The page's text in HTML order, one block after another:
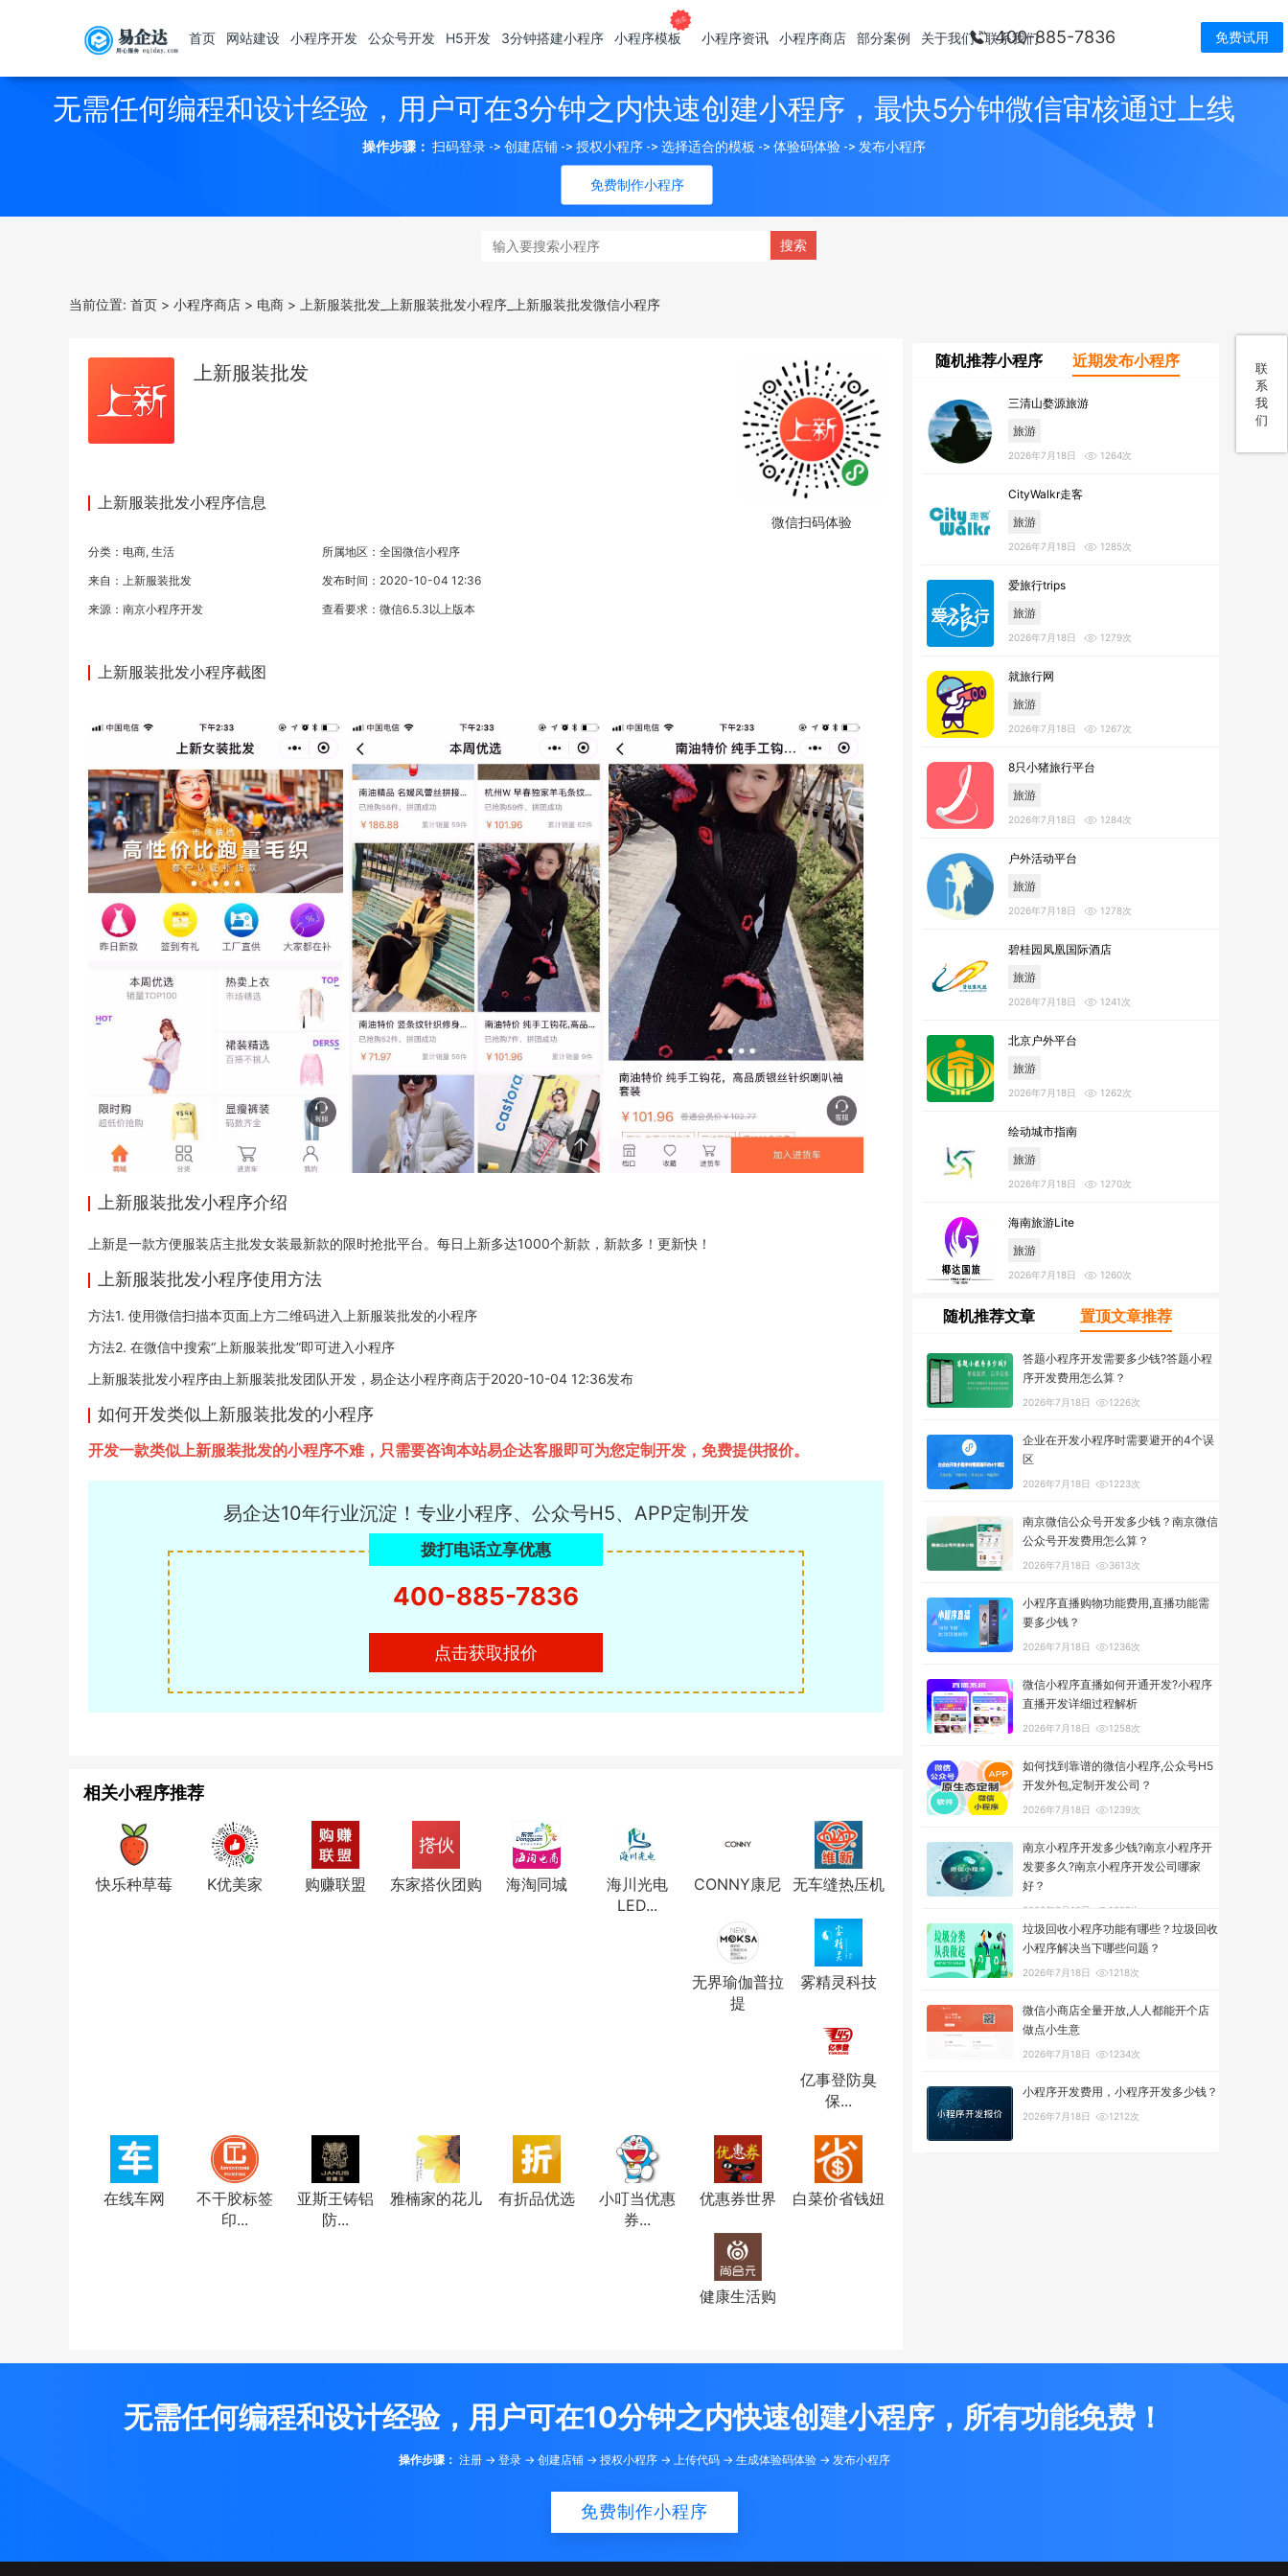
400-885-7836 免费试用
首页 网站建设 小程序开发 公众号开发 H5开发 3分钟搭建小程序 小程序模板 小程序资讯 小程序商店 部分案例 关于我们 联系我们
联
系
我
们
无需任何编程和设计经验，用户可在3分钟之内快速创建小程序，最快5分钟微信审核通过上线
免费制作小程序
操作步骤： 扫码登录 -> 创建店铺 -> 授权小程序 -> 选择适合的模板 -> 体验码体验 -> 发布小程序
当前位置: 首页 > 小程序商店 > 电商 > 上新服装批发_上新服装批发小程序_上新服装批发微信小程序
上新服装批发
上新服装批发小程序信息
分类： 电商, 生活
所属地区：全国微信小程序
来自：上新服装批发
发布时间：2020-10-04 12:36
来源： 南京小程序开发 查看要求：微信6.5.3以上版本
微信扫码体验
上新服装批发小程序截图
上新服装批发小程序介绍
上新是一款方便服装店主批发女装最新款的限时抢批平台。每日上新多达1000个新款，新款多！更新快！
上新服装批发小程序使用方法
方法1. 使用微信扫描本页面上方二维码进入上新服装批发的小程序
方法2. 在微信中搜索“上新服装批发”即可进入小程序
上新服装批发小程序由上新服装批发团队开发，易企达小程序商店于2020-10-04 12:36发布
如何开发类似上新服装批发的小程序
开发一款类似上新服装批发的小程序不难，只需要咨询本站易企达客服即可为您定制开发，免费提供报价。
易企达10年行业沉淀！专业小程序、公众号H5、APP定制开发
拨打电话立享优惠
400-885-7836
点击获取报价
相关小程序推荐
快乐种草莓 K优美家 购赚联盟 东家搭伙团购 海淘同城
海川光电
LED...
CONNY康尼 无车缝热压机
无界瑜伽普拉
提
雾精灵科技
亿事登防臭
保...
在线车网
不干胶标签
印...
亚斯王铸铝
防...
雅楠家的花儿 有折品优选
小叮当优惠
券...
优惠券世界 白菜价省钱妞
健康生活购
随机推荐小程序 近期发布小程序
三清山婺源旅游
旅游
2026年7月18日 1264次
CityWalkr走客
旅游
2026年7月18日 1285次
爱旅行trips
旅游
2026年7月18日 1279次
就旅行网
旅游
2026年7月18日 1267次
8只小猪旅行平台
旅游
2026年7月18日 1284次
户外活动平台
旅游
2026年7月18日 1278次
碧桂园凤凰国际酒店
旅游
2026年7月18日 1241次
北京户外平台
旅游
2026年7月18日 1262次
绘动城市指南
旅游
2026年7月18日 1270次
海南旅游Lite
旅游
2026年7月18日 1260次
随机推荐文章 置顶文章推荐
答题小程序开发需要多少钱?答题小程
序开发费用怎么算？
2026年7月18日 1226次
企业在开发小程序时需要避开的4个误
区
2026年7月18日 1223次
南京微信公众号开发多少钱？南京微信
公众号开发费用怎么算？
2026年7月18日 3613次
小程序直播购物功能费用,直播功能需
要多少钱？
2026年7月18日 1236次
微信小程序直播如何开通开发?小程序
直播开发详细过程解析
2026年7月18日 1258次
如何找到靠谱的微信小程序,公众号H5
开发外包,定制开发公司？
2026年7月18日 1239次
南京小程序开发多少钱?南京小程序开
发要多久?南京小程序开发公司哪家
好？
2026年7月18日 1322次
垃圾回收小程序功能有哪些？垃圾回收
小程序解决当下哪些问题？
2026年7月18日 1218次
微信小商店全量开放,人人都能开个店
做点小生意
2026年7月18日 1234次
小程序开发费用，小程序开发多少钱？
2026年7月18日 1212次
无需任何编程和设计经验，用户可在10分钟之内快速创建小程序，所有功能免费！
操作步骤： 注册 -> 登录 -> 创建店铺 -> 授权小程序 -> 上传代码 -> 生成体验码体验 -> 发布小程序
免费制作小程序